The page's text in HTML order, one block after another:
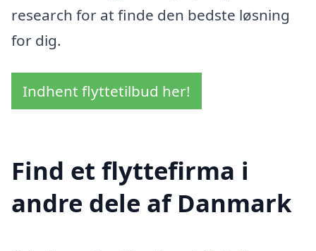
research for at finde den bedste løsning
for dig.
Indhent flyttetilbud her!
Find et flyttefirma i
andre dele af Danmark